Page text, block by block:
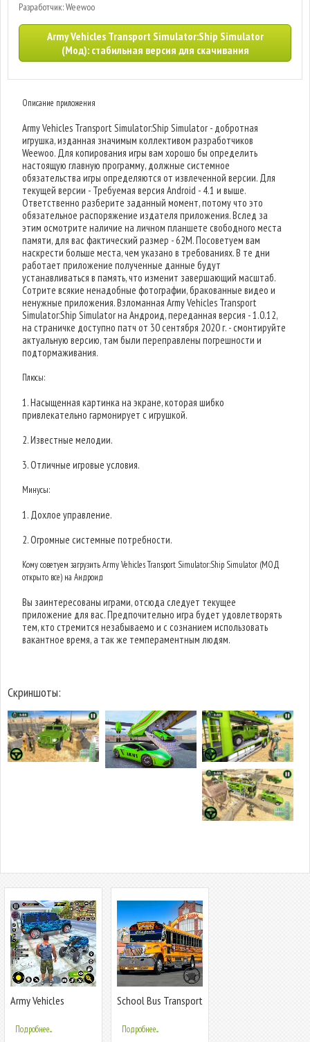
Разработчик: Weewoo
Army Vehicles Transport Simulator:Ship Simulator
(Мод): стабильная версия для скачивания
Описание приложения
Army Vehicles Transport Simulator:Ship Simulator - добротная
игрушка, изданная значимым коллективом разработчиков
Weewoo. Для копирования игры вам хорошо бы определить
настоящую главную программу, должные системное
обязательства игры определяются от извлеченной версии. Для
текущей версии - Требуемая версия Android - 4.1 и выше.
Ответственно разберите заданный момент, потому что это
обязательное распоряжение издателя приложения. Вслед за
этим осмотрите наличие на личном планшете свободного места
памяти, для вас фактический размер - 62M. Посоветуем вам
наскрести больше места, чем указано в требованиях. В те дни
работает приложение полученные данные будут
устанавливаться в память, что изменит завершающий масштаб.
Сотрите всякие ненадобные фотографии, бракованные видео и
ненужные приложения. Взломанная Army Vehicles Transport
Simulator:Ship Simulator на Андроид, переданная версия - 1.0.12,
на страничке доступно патч от 30 сентября 2020 г. - смонтируйте
актуальную версию, там были переправлены погрешности и
подтормаживания.
Плюсы:
1. Насыщенная картинка на экране, которая шибко
привлекательно гармонирует с игрушкой.
2. Известные мелодии.
3. Отличные игровые условия.
Минусы:
1. Дохлое управление.
2. Огромные системные потребности.
Кому советуем загрузить Army Vehicles Transport Simulator:Ship Simulator (МОД
открыто все) на Андроид
Вы заинтересованы играми, отсюда следует текущее
приложение для вас. Предпочительно игра будет удовлетворять
тем, кто стремится незабываемо и с сознанием использовать
вакантное время, а так же темпераментным людям.
Скриншоты:
Army Vehicles
Подробнее...
School Bus Transport
Подробнее...